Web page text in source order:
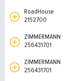
RoadHouse
2152700
ZIMMERMANN
256431701
ZIMMERMANN
256431701